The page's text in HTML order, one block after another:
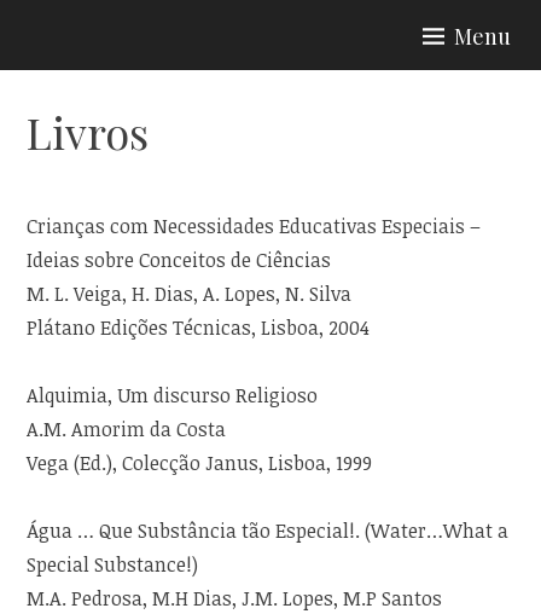
Menu
Livros
Crianças com Necessidades Educativas Especiais –
Ideias sobre Conceitos de Ciências
M. L. Veiga, H. Dias, A. Lopes, N. Silva
Plátano Edições Técnicas, Lisboa, 2004
Alquimia, Um discurso Religioso
A.M. Amorim da Costa
Vega (Ed.), Colecção Janus, Lisboa, 1999
Água … Que Substância tão Especial!. (Water…What a
Special Substance!)
M.A. Pedrosa, M.H Dias, J.M. Lopes, M.P Santos